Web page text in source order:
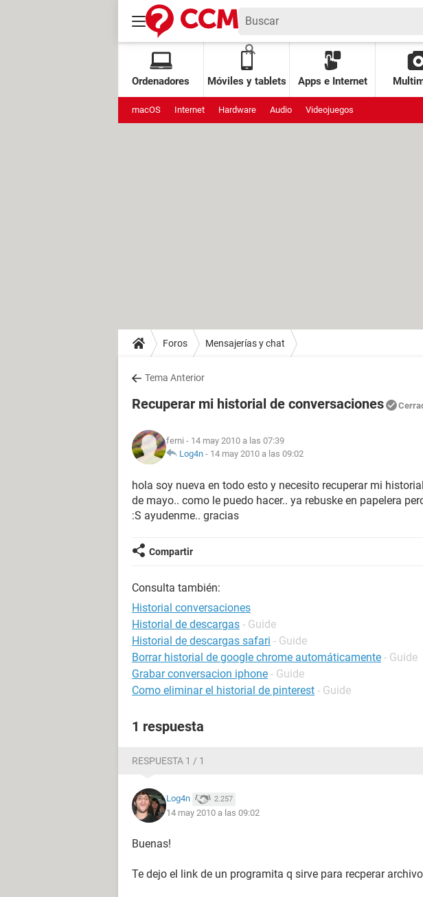
Ordenadores Móviles y tablets Apps e Internet
macOS Internet Hardware Audio Videojuegos
Foros Mensajerías y chat
Tema Anterior
Recuperar mi historial de conversaciones
ferni - 14 may 2010 a las 07:39
Log4n - 14 may 2010 a las 09:02
hola soy nueva en todo esto y necesito recuperar mi
de mayo.. como le puedo hacer.. ya rebuske en papelera
:S ayudenme.. gracias
Compartir
Consulta también:
Historial conversaciones
Historial de descargas - Guide
Historial de descargas safari - Guide
Borrar historial de google chrome automáticamente - Guide
Grabar conversacion iphone - Guide
Como eliminar el historial de pinterest - Guide
1 respuesta
RESPUESTA 1 / 1
Log4n 2.257
14 may 2010 a las 09:02
Buenas!
Te dejo el link de un programita q sirve para recperar